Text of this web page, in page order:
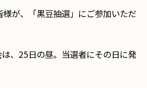
が、「黒豆抽選」にご参加いただ
、25日の昼。当選者にその日に発